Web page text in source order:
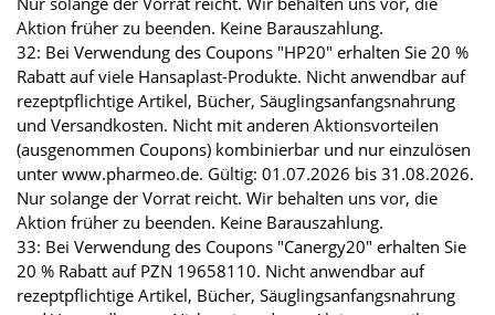
Aktion früher zu beenden. Keine Barauszahlung.
32: Bei Verwendung des Coupons "HP20" erhalten Sie 20 %
Rabatt auf viele Hansaplast-Produkte. Nicht anwendbar auf
rezeptpflichtige Artikel, Bücher, Säuglingsanfangsnahrung
und Versandkosten. Nicht mit anderen Aktionsvorteilen
(ausgenommen Coupons) kombinierbar und nur einzulösen
unter www.pharmeo.de. Gültig: 01.07.2026 bis 31.08.2026.
Nur solange der Vorrat reicht. Wir behalten uns vor, die
Aktion früher zu beenden. Keine Barauszahlung.
33: Bei Verwendung des Coupons "Canergy20" erhalten Sie
20 % Rabatt auf PZN 19658110. Nicht anwendbar auf
rezeptpflichtige Artikel, Bücher, Säuglingsanfangsnahrung